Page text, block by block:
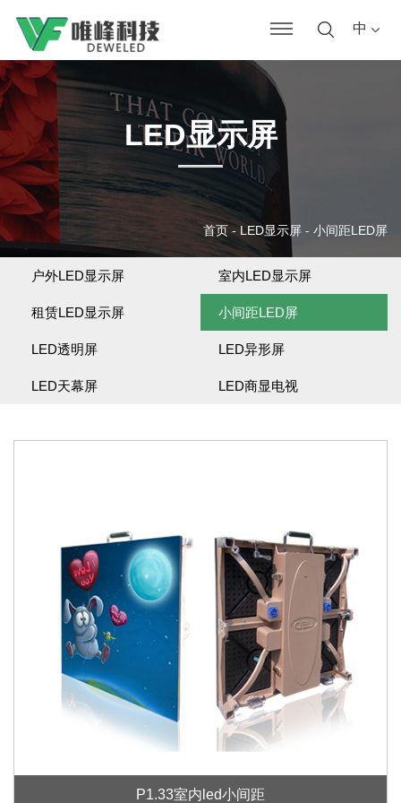
中
LED显示屏
首页 -LED显示屏 - 小间距LED屏
户外LED显示屏 室内LED显示屏
租赁LED显示屏 小间距LED屏
LED透明屏 LED异形屏
LED天幕屏 LED商显电视
P1.33室内led小间距